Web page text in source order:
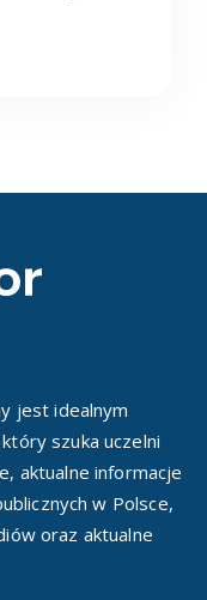
jest idealnym
szuka uczelni
aktualne informacje
w Polsce,
oraz aktualne